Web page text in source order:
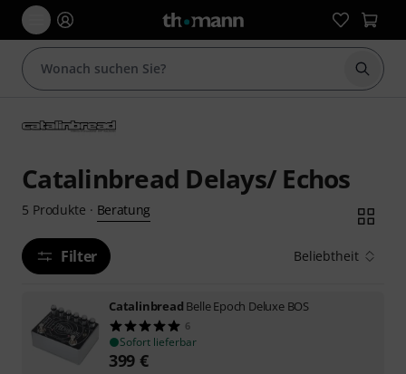
Suche
Catalinbread Delays/ Echos
5 Produkte · Beratung
Filter Beliebtheit
Catalinbread Belle Epoch Deluxe BOS
6
Sofort lieferbar
399 €